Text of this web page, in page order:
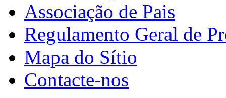
Associação de Pais
Regulamento Geral de
Mapa do Sítio
Contacte-nos